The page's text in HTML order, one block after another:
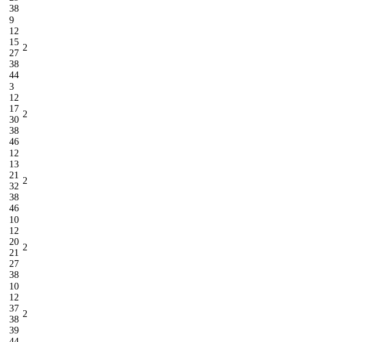
38
9
12
15
27
38
44
2
3
12
17
30
38
46
2
12
13
21
32
38
46
2
10
12
20
21
27
38
2
10
12
37
38
39
2